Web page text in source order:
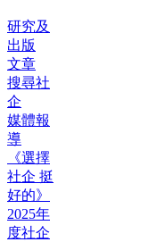
研究及
出版
文章
搜尋社
企
媒體報
導
《選擇
社企 挺
好的》
2025年
度社企